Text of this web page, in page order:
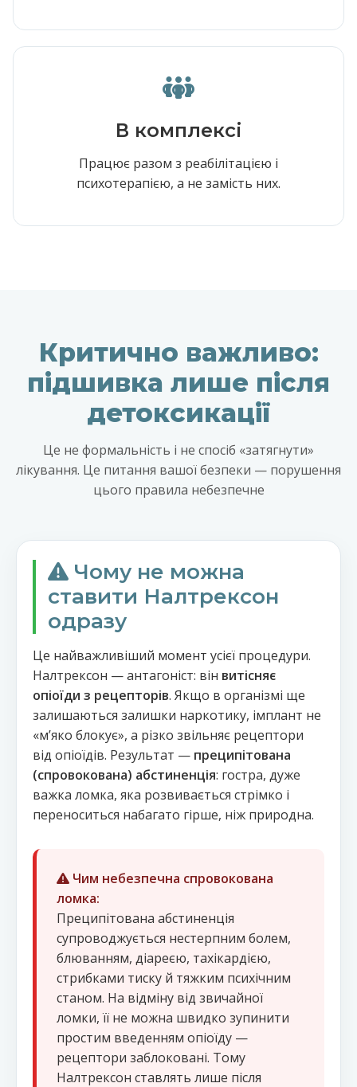
В комплексі
Працює разом з реабілітацією і
психотерапією, а не замість них.
Критично важливо:
підшивка лише після
детоксикації
Це не формальність і не спосіб «затягнути»
лікування. Це питання вашої безпеки — порушення
цього правила небезпечне
Чому не можна
ставити Налтрексон
одразу
Це найважливіший момент усієї процедури.
Налтрексон — антагоніст: він витісняє
опіоїди з рецепторів. Якщо в організмі ще
залишаються залишки наркотику, імплант не
«м’яко блокує», а різко звільняє рецептори
від опіоїдів. Результат — преципітована
(спровокована) абстиненція: гостра, дуже
важка ломка, яка розвивається стрімко і
переноситься набагато гірше, ніж природна.
Чим небезпечна спровокована
ломка:
Преципітована абстиненція
супроводжується нестерпним болем,
блюванням, діареєю, тахікардією,
стрибками тиску й тяжким психічним
станом. На відміну від звичайної
ломки, її не можна швидко зупинити
простим введенням опіоїду —
рецептори заблоковані. Тому
Налтрексон ставлять лише після